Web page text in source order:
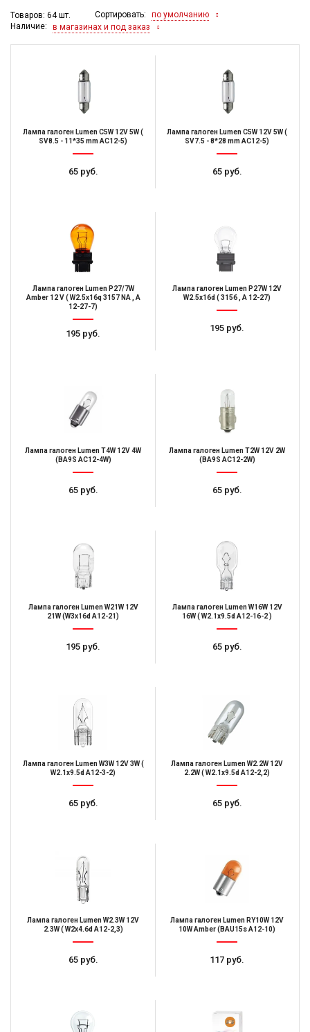
Товаров: 64 шт. Сортировать:
по умолчанию
Наличие:
в магазинах и под заказ
Лампа галоген Lumen C5W 12V 5W (
SV8.5 - 11*35 mm AC12-5)
65 руб.
Лампа галоген Lumen C5W 12V 5W (
SV7.5 - 8*28 mm AC12-5)
65 руб.
Лампа галоген Lumen P27/7W
Amber 12 V ( W2.5х16q 3157 NA , А
12-27-7)
195 руб.
Лампа галоген Lumen P27W 12V
W2.5x16d ( 3156 , А 12-27)
195 руб.
Лампа галоген Lumen T4W 12V 4W
(BA9S АC12-4W)
65 руб.
Лампа галоген Lumen T2W 12V 2W
(BA9S АC12-2W)
65 руб.
Лампа галоген Lumen W21W 12V
21W (W3x16d А12-21)
195 руб.
Лампа галоген Lumen W16W 12V
16W ( W2.1x9.5d А12-16-2 )
65 руб.
Лампа галоген Lumen W3W 12V 3W (
W2.1x9.5d А12-3-2)
65 руб.
Лампа галоген Lumen W2.2W 12V
2.2W ( W2.1x9.5d А12-2,2)
65 руб.
Лампа галоген Lumen W2.3W 12V
2.3W ( W2x4.6d А12-2,3)
65 руб.
Лампа галоген Lumen RY10W 12V
10W Amber (BAU15s А12-10)
117 руб.